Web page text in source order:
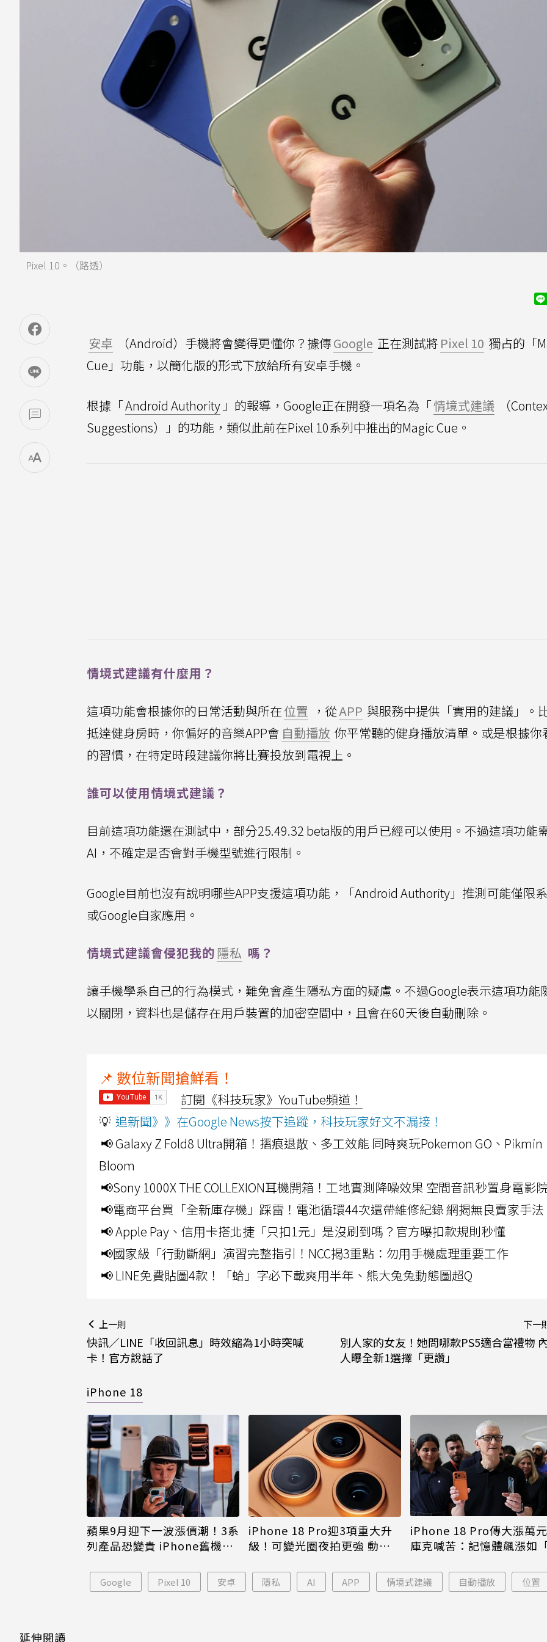
Pixel 10。（路透）
安卓 （Android）手機將會變得更懂你？據傳Google 正在測試將 Pixel 10 獨占的「
Cue」功能，以簡化版的形式下放給所有安卓手機。
根據「Android Authority 」的報導，Google正在開發一項名為「情境式建議
（
Suggestions）」的功能，類似此前在Pixel 10系列中推出的Magic Cue。
情境式建議有什麼用？
這項功能會根據你的日常活動與所在位置 ，從APP 與服務中提供「實用的建議」。
抵達健身房時，你偏好的音樂APP會 自動播放 你平常聽的健身播放清單。或是根據你
的習慣，在特定時段建議你將比賽投放到電視上。
誰可以使用情境式建議？
目前這項功能還在測試中，部分25.49.32 beta版的用戶已經可以使用。不過這項功能
AI，不確定是否會對手機型號進行限制。
Google目前也沒有說明哪些APP支援這項功能，「Android Authority」推測可能僅限
或Google自家應用。
情境式建議會侵犯我的 隱私 嗎？
讓手機學系自己的行為模式，難免會產生隱私方面的疑慮。不過Google表示這項功能
以關閉，資料也是儲存在用戶裝置的加密空間中，且會在60天後自動刪除。
📌 數位新聞搶鮮看！
訂閱《科技玩家》YouTube頻道！
💡 追新聞》》在Google News按下追蹤，科技玩家好文不漏接！
📢 Galaxy Z Fold8 Ultra開箱！摺痕退散、多工效能 同時爽玩Pokemon GO、Pikmin
Bloom
📢Sony 1000X THE COLLEXION耳機開箱！工地實測降噪效果 空間音訊秒置身電影
📢電商平台買「全新庫存機」踩雷！電池循環44次還帶維修紀錄 網揭無良賣家手法
📢 Apple Pay、信用卡搭北捷「只扣1元」是沒刷到嗎？官方曝扣款規則秒懂
📢國家級「行動斷網」演習完整指引！NCC揭3重點：勿用手機處理重要工作
📢 LINE免費貼圖4款！「蛤」字必下載爽用半年、熊大兔兔動態圖超Q
上一則
快訊／LINE「收回訊息」時效縮為1小時突喊
卡！官方說話了
下一
別人家的女友！她問哪款PS5適合當禮物
人曝全新1選擇「更讚」
iPhone 18
蘋果9月迎下一波漲價潮！3系
列產品恐變貴 iPhone舊機難
iPhone 18 Pro迎3項重大升
級！可變光圈夜拍更強 動態
iPhone 18 Pro傳大漲萬元
庫克喊苦：記憶體飆漲如
Google Pixel 10 安卓 隱私 AI APP 情境式建議 自動播放 位置
延伸閱讀